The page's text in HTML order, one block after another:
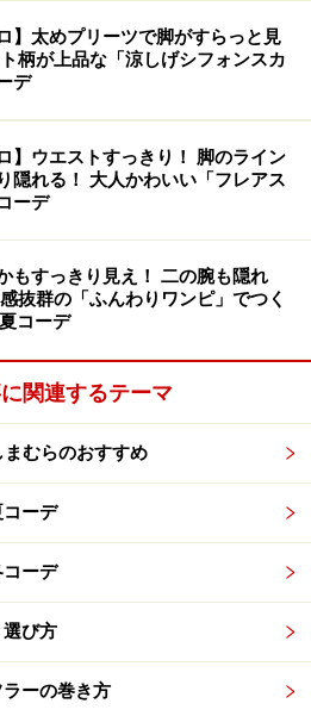
イドシルエットや、ウエスト部
る「リラックスパンツ」が、今
おうち時間が増えた今、スカー
つかわないで済むパンツの需要
風合いが増すリネン素材に、上
スしてくれるテンセルをミック
。程よいワイドなボリューム感
トのタイプを選べば、気になる
てくれます。
トレンドのイエローカラーを取
な気持ちに導いてくれますよ。
着こなすのが、今の気分。
】太めプリーツで脚がすらっと見
柄が上品な「涼しげシフォンスカ
デ
】ウエストすっきり！ 脚のライン
隠れる！ 大人かわいい「フレアス
ーデ
もすっきり見え！ 二の腕も隠れ
抜群の「ふんわりワンピ」でつく
コーデ
関連するテーマ
むらのおすすめ
ーデ
ーデ
び方
ーの巻き方